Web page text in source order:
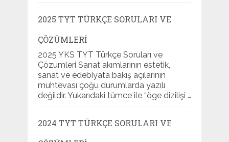
2025 TYT TÜRKÇE SORULARI VE
ÇÖZÜMLERI
2025 YKS TYT Türkçe Soruları ve
Çözümleri Sanat akımlarının estetik,
sanat ve edebiyata bakış açılarının
muhtevası çoğu durumlarda yazılı
değildir. Yukarıdaki tümce ile “öge dizilişi …
2024 TYT TÜRKÇE SORULARI VE